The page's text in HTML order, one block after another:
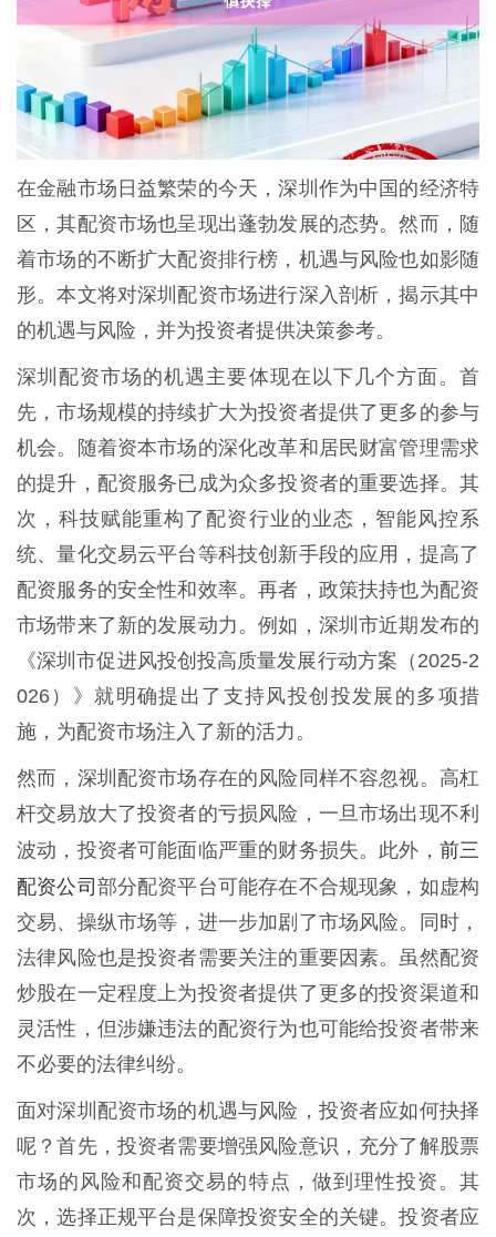
在金融市场日益繁荣的今天，深圳作为中国的经济特
区，其配资市场也呈现出蓬勃发展的态势。然而，随
着市场的不断扩大配资排行榜，机遇与风险也如影随
形。本文将对深圳配资市场进行深入剖析，揭示其中
的机遇与风险，并为投资者提供决策参考。
深圳配资市场的机遇主要体现在以下几个方面。首
先，市场规模的持续扩大为投资者提供了更多的参与
机会。随着资本市场的深化改革和居民财富管理需求
的提升，配资服务已成为众多投资者的重要选择。其
次，科技赋能重构了配资行业的业态，智能风控系
统、量化交易云平台等科技创新手段的应用，提高了
配资服务的安全性和效率。再者，政策扶持也为配资
市场带来了新的发展动力。例如，深圳市近期发布的
《深圳市促进风投创投高质量发展行动方案（2025-2
026）》就明确提出了支持风投创投发展的多项措
施，为配资市场注入了新的活力。
然而，深圳配资市场存在的风险同样不容忽视。高杠
杆交易放大了投资者的亏损风险，一旦市场出现不利
波动，投资者可能面临严重的财务损失。此外， 前三
配资公司部分配资平台可能存在不合规现象，如虚构
交易、操纵市场等，进一步加剧了市场风险。同时，
法律风险也是投资者需要关注的重要因素。虽然配资
炒股在一定程度上为投资者提供了更多的投资渠道和
灵活性，但涉嫌违法的配资行为也可能给投资者带来
不必要的法律纠纷。
面对深圳配资市场的机遇与风险，投资者应如何抉择
呢？首先，投资者需要增强风险意识，充分了解股票
市场的风险和配资交易的特点，做到理性投资。其
次，选择正规平台是保障投资安全的关键。投资者应